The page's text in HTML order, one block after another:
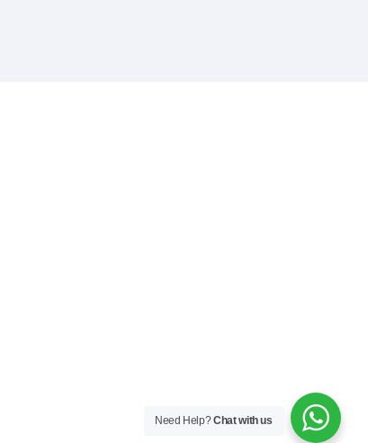
Listrik, Stop Kontak, dll.
Soundcraft, Mic Krezt, Speaker Crimson,
Need Help?Chat with us